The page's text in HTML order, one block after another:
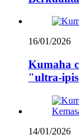
16/01/2026
Kumaha
"ultra-
14/01/2026